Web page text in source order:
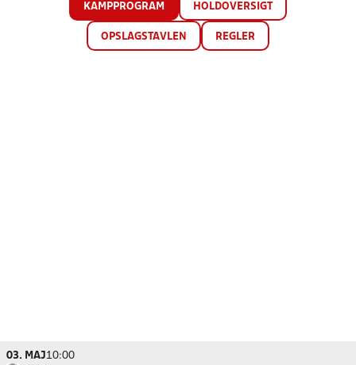
KAMPPROGRAM HOLDOVERSIGT
OPSLAGSTAVLEN REGLER
03. MAJ10:00